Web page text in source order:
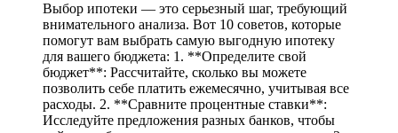
Выбор ипотеки — это серьезный шаг, требующий
внимательного анализа. Вот 10 советов, которые
помогут вам выбрать самую выгодную ипотеку
для вашего бюджета: 1. **Определите свой
бюджет**: Рассчитайте, сколько вы можете
позволить себе платить ежемесячно, учитывая все
расходы. 2. **Сравните процентные ставки**:
Исследуйте предложения разных банков, чтобы